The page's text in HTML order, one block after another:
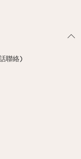
聯絡)